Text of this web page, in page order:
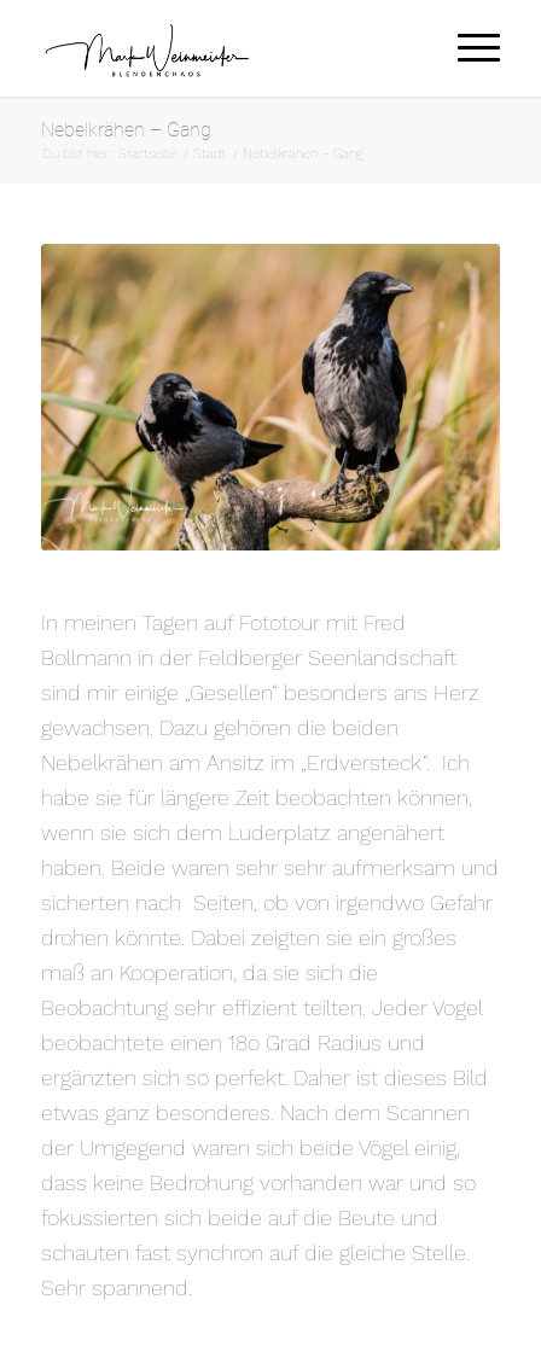
Nebelkrähen – Gang
Du bist hier: Startseite Stadt Nebelkrähen – Gang
Nebelkrähen
600mm f/6,3 1/250 ISO400
NIKON D500
Tamron SP AF 150-600 F5-6.3
VC USD A011N
In meinen Tagen auf Fototour mit Fred
Bollmann in der Feldberger Seenlandschaft
sind mir einige „Gesellen“ besonders ans Herz
gewachsen. Dazu gehören die beiden
Nebelkrähen am Ansitz im „Erdversteck“. Ich
habe sie für längere Zeit beobachten können,
wenn sie sich dem Luderplatz angenähert
haben. Beide waren sehr sehr aufmerksam und
sicherten nach Seiten, ob von irgendwo Gefahr
drohen könnte. Dabei zeigten sie ein großes
maß an Kooperation, da sie sich die
Beobachtung sehr effizient teilten. Jeder Vogel
beobachtete einen 18o Grad Radius und
ergänzten sich so perfekt. Daher ist dieses Bild
etwas ganz besonderes. Nach dem Scannen
der Umgegend waren sich beide Vögel einig,
dass keine Bedrohung vorhanden war und so
fokussierten sich beide auf die Beute und
schauten fast synchron auf die gleiche Stelle.
Sehr spannend.